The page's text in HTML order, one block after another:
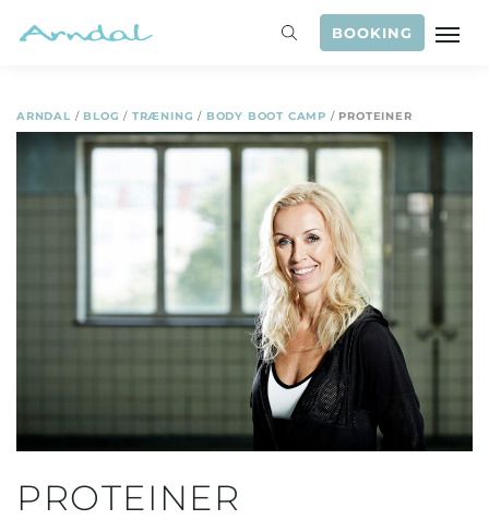
BOOKING
ARNDAL / BLOG / TRÆNING / BODY BOOT CAMP / PROTEINER
PROTEINER